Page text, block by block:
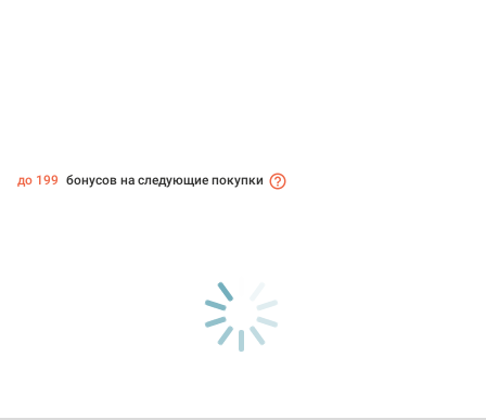
до 199 бонусов на следующие покупки